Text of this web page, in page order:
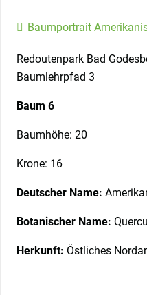
Baumportrait
Redoutenpark Bad
Baumlehrpfad 3
Baum 6
Baumhöhe: 20
Krone: 16
Deutscher Name:
Botanischer Name:
Herkunft: Östliches